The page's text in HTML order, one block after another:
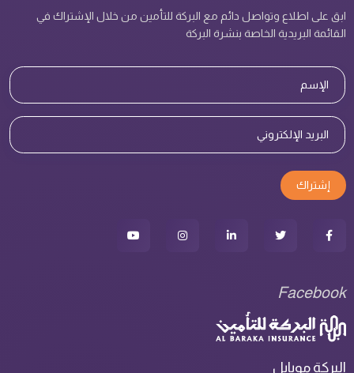
ابق على اطلاع وتواصل دائم مع البركة للتأمين من خلال الإشتراك في
القائمة البريدية الخاصة بنشرة البركة
إشتراك
Facebook
البركة موبايل